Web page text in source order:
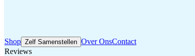
Shop Zelf Samenstellen Over OnsContact
Reviews